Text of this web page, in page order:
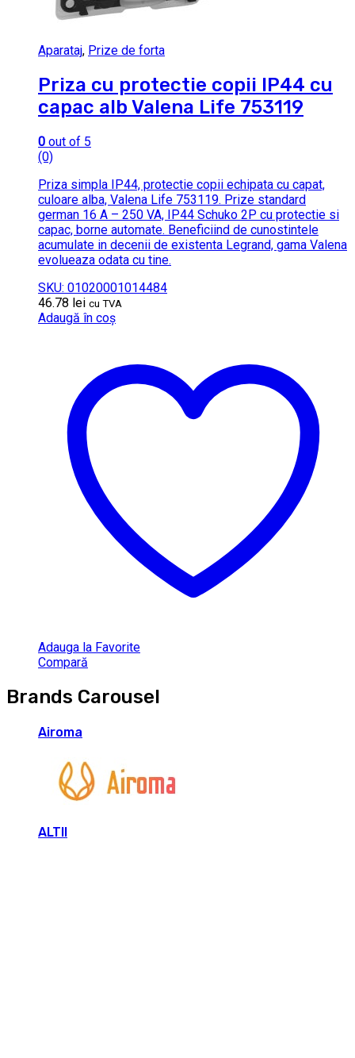
Aparataj, Prize de forta
Priza cu protectie copii IP44 cu
capac alb Valena Life 753119
0 out of 5
(0)
Priza simpla IP44, protectie copii echipata cu capat,
culoare alba, Valena Life 753119. Prize standard
german 16 A – 250 VA, IP44 Schuko 2P cu protectie si
capac, borne automate. Beneficiind de cunostintele
acumulate in decenii de existenta Legrand, gama Valena
evolueaza odata cu tine.
SKU: 01020001014484
46.78 lei cu TVA
Adaugă în coș
Adauga la Favorite
Compară
Brands Carousel
Airoma
ALTII